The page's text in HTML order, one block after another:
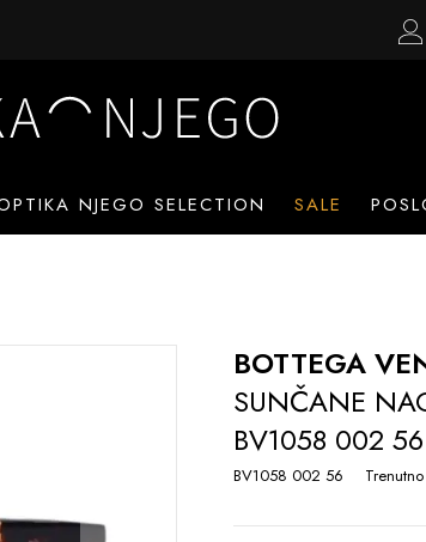
NJEGO SELECTION SALE
BOTTEGA
SUNČANE
BV1058 002 56
BV1058 002 56